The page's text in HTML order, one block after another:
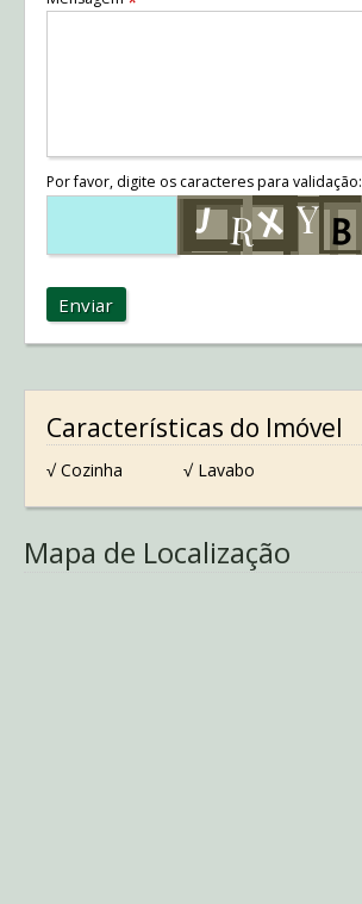
Por favor, digite os caracteres para validação:
Enviar
Características do Imóvel
√ Cozinha √ Lavabo
Mapa de Localização